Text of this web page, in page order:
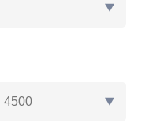
4500